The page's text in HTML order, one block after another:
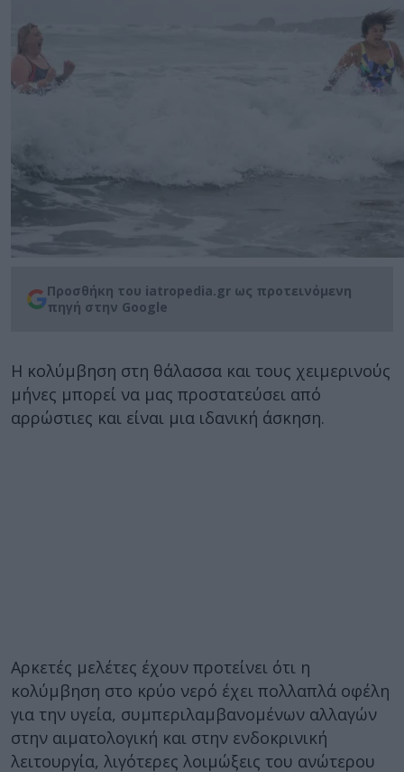
Προσθήκη του iatropedia.gr ως προτεινόμενη
πηγή στην Google
Η κολύμβηση στη θάλασσα και τους χειμερινούς
μήνες μπορεί να μας προστατεύσει από
αρρώστιες και είναι μια ιδανική άσκηση.
Αρκετές μελέτες έχουν προτείνει ότι η
κολύμβηση στο κρύο νερό έχει πολλαπλά οφέλη
για την υγεία, συμπεριλαμβανομένων αλλαγών
στην αιματολογική και στην ενδοκρινική
λειτουργία, λιγότερες λοιμώξεις του ανώτερου